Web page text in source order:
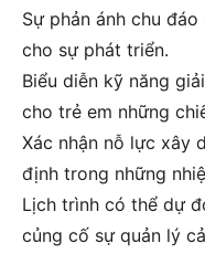
Sự phản ánh chu
cho sự phát triển.
Biểu diễn kỹ năng
cho trẻ em những
Xác nhận nỗ lực xây
định trong những
Lịch trình có thể dự
củng cố sự quản lý